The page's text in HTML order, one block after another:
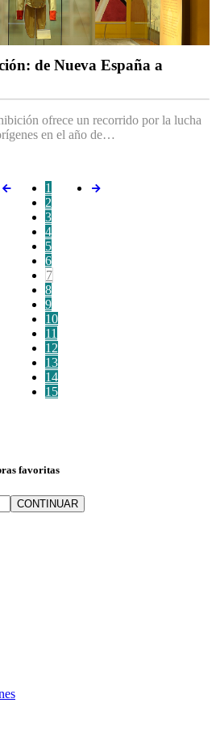
de Nueva España a
ofrece un recorrido por la lucha
en el año de…
1
2
3
4
5
6
7
8
9
10
11
12
13
14
15
favoritas
CONTINUAR